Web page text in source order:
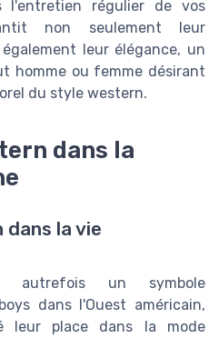
l'entretien régulier de vos
non seulement leur
leur élégance, un
homme ou femme désirant
du style western.
dans la
la vie
autrefois un symbole
dans l'Ouest américain,
leur place dans la mode